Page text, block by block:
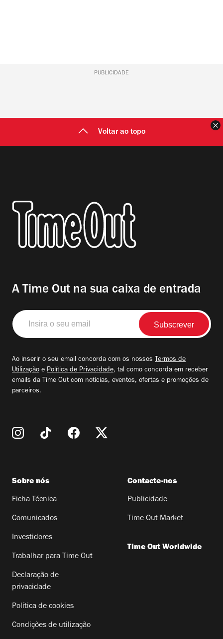
PUBLICIDADE
Voltar ao topo
A Time Out na sua caixa de entrada
Insira
o
seu
Ao inserir o seu email concorda com os nossos Termos de
Utilização e Política de Privacidade, tal como concorda em receber
emails da Time Out com notícias, eventos, ofertas e promoções de
parceiros.
Sobre nós
Ficha Técnica
Comunicados
Investidores
Trabalhar para Time Out
Declaração de
privacidade
Política de cookies
Condições de utilização
Contacte-nos
Publicidade
Time Out Market
Time Out Worldwide